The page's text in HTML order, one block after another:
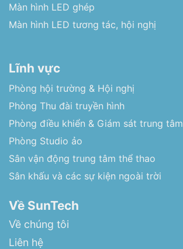
Màn hình LED ghép
Màn hình LED tương tác, hội nghị
Lĩnh vực
Phòng hội trường & Hội nghị
Phòng Thu đài truyền hình
Phòng điều khiển & Giám sát trung tâm
Phòng Studio ảo
Sân vận động trung tâm thể thao
Sân khấu và các sự kiện ngoài trời
Về SunTech
Về chúng tôi
Liên hệ